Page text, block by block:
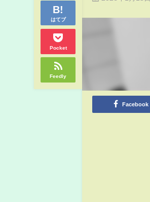
はてブ
Pocket
Feedly
Facebook